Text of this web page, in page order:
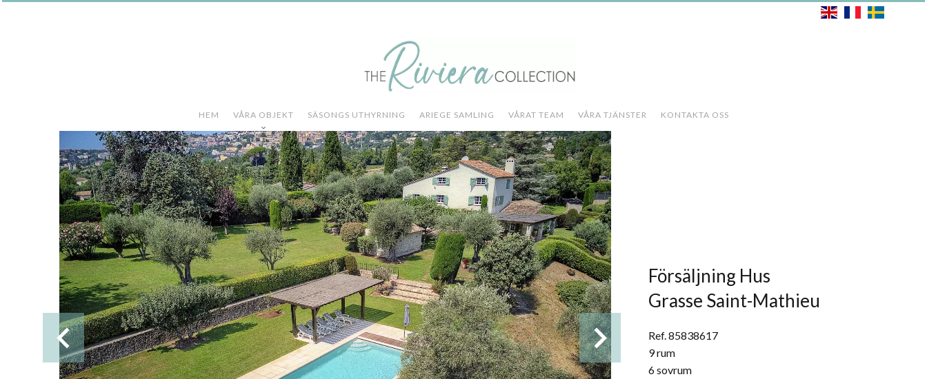
HEM VÅRA OBJEKT SÄSONGS UTHYRNING ARIEGE SAMLING VÅRAT TEAM VÅRA TJÄNSTER KONTAKTA OSS
Försäljning Hus
Grasse Saint-Mathieu
Ref. 85838617
9 rum
6 sovrum